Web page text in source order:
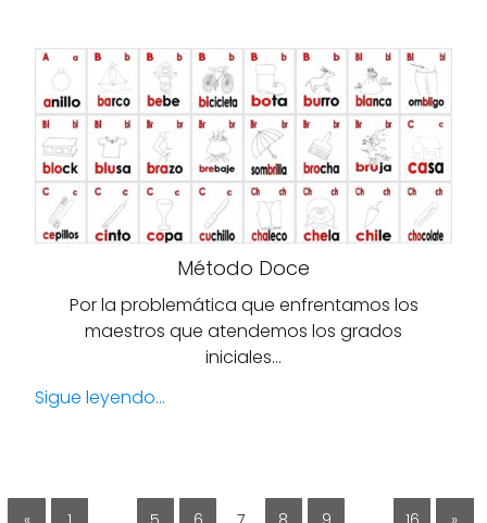
Método Doce
Por la problemática que enfrentamos los
maestros que atendemos los grados
iniciales…
Sigue leyendo...